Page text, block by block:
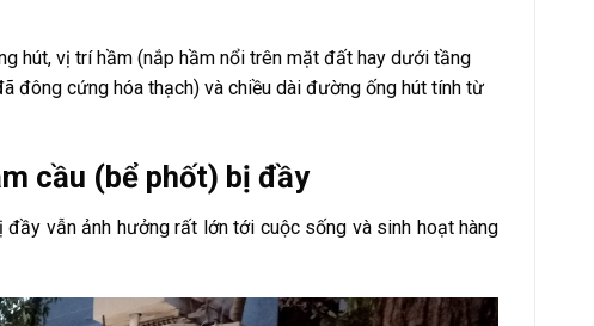
hút, vị trí hầm (nắp hầm nổi trên mặt đất hay dưới tầng
đông cứng hóa thạch) và chiều dài đường ống hút tính từ
cầu (bể phốt) bị đầy
đầy vẫn ảnh hưởng rất lớn tới cuộc sống và sinh hoạt hàng